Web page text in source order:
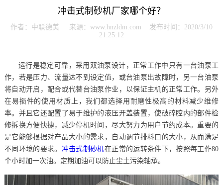
冲击式制砂机厂家哪个好？
作者：中联德美 来源：www.hnzldm.com 发布时间：2020/3/10
21:25:12
运行是稳定可靠，采用双油泵设计，正常工作中只有一台油泵工
作，若是压力、流量达不到设定值，或台油泵出故障时，另一台油泵
将自动开启，配合或代替台油泵作业，以保证主机的正常工作。另外
在易损件的使用材质上，我们都选择用耐磨性极高的材料减少维修
率。并且它还配置了易于维护的液压开盖装置，使破碎腔内的部件检
修拆换方便快捷，减少停机时间，尽大努力为用户节约成本。重要的
是它能够根据对产品大小的需求，自动调节排料口的大小，从而满足
不同环境的要求。 冲击式制砂机在正常的运转条件下，按照每工作80
个小时加一次油。定期加油可以防止尘土污染轴承。